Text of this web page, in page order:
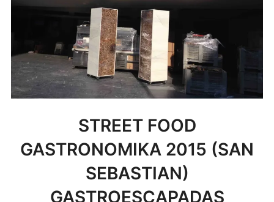
STREET FOOD
GASTRONOMIKA 2015 (SAN
SEBASTIAN)
GASTROESCAPADAS